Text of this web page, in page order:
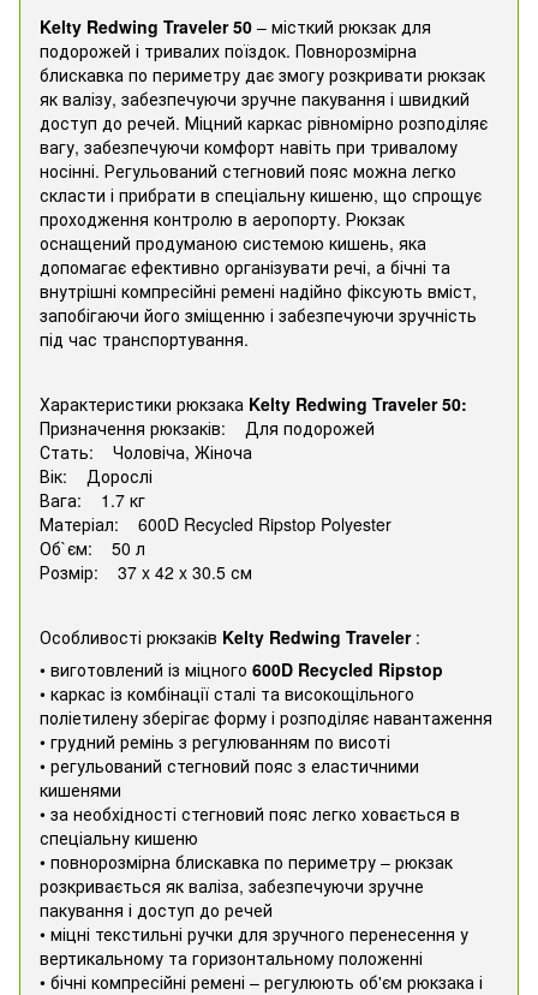
Kelty Redwing Traveler 50 – місткий рюкзак для
подорожей і тривалих поїздок. Повнорозмірна
блискавка по периметру дає змогу розкривати рюкзак
як валізу, забезпечуючи зручне пакування і швидкий
доступ до речей. Міцний каркас рівномірно розподіляє
вагу, забезпечуючи комфорт навіть при тривалому
носінні. Регульований стегновий пояс можна легко
скласти і прибрати в спеціальну кишеню, що спрощує
проходження контролю в аеропорту. Рюкзак
оснащений продуманою системою кишень, яка
допомагає ефективно організувати речі, а бічні та
внутрішні компресійні ремені надійно фіксують вміст,
запобігаючи його зміщенню і забезпечуючи зручність
під час транспортування.
Характеристики рюкзака Kelty Redwing Traveler 50:
Призначення рюкзаків: Для подорожей
Стать: Чоловіча, Жіноча
Вік: Дорослі
Вага: 1.7 кг
Матеріал: 600D Recycled Ripstop Polyester
Об`єм: 50 л
Розмір: 37 x 42 x 30.5 см
Особливості рюкзаків Kelty Redwing Traveler:
• виготовлений із міцного 600D Recycled Ripstop
• каркас із комбінації сталі та високощільного
поліетилену зберігає форму і розподіляє навантаження
• грудний ремінь з регулюванням по висоті
• регульований стегновий пояс з еластичними
кишенями
• за необхідності стегновий пояс легко ховається в
спеціальну кишеню
• повнорозмірна блискавка по периметру – рюкзак
розкривається як валіза, забезпечуючи зручне
пакування і доступ до речей
• міцні текстильні ручки для зручного перенесення у
вертикальному та горизонтальному положенні
• бічні компресійні ремені – регулюють об'єм рюкзака і